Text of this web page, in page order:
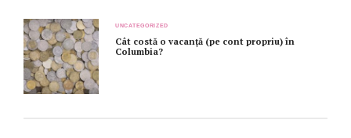
UNCATEGORIZED
Cât costă o vacanță (pe cont propriu) în
Columbia?